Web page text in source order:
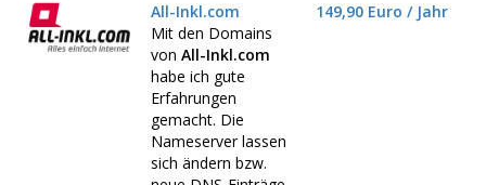
All-Inkl.com
Mit den Domains
von All-Inkl.com
habe ich gute
Erfahrungen
gemacht. Die
Nameserver lassen
sich ändern bzw.
149,90 Euro / Jahr